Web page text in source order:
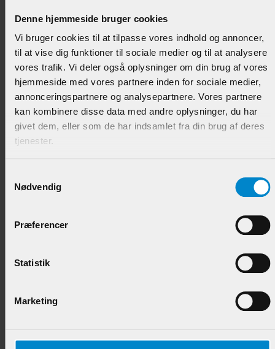
Denne hjemmeside bruger cookies
Vi bruger cookies til at tilpasse vores indhold og annoncer,
til at vise dig funktioner til sociale medier og til at analysere
vores trafik. Vi deler også oplysninger om din brug af vores
hjemmeside med vores partnere inden for sociale medier,
annonceringspartnere og analysepartnere. Vores partnere
kan kombinere disse data med andre oplysninger, du har
givet dem, eller som de har indsamlet fra din brug af deres
tjenester.
Nødvendig
Præferencer
Statistik
Marketing
Varenr.:901480
74,95 DKK/M
89,95 DKK/M